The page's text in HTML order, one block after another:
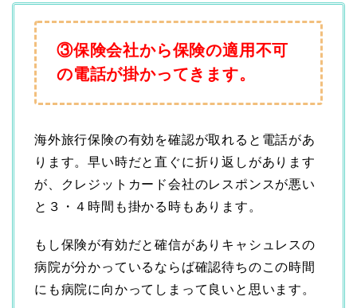
③保険会社から保険の適用不可
の電話が掛かってきます。
海外旅行保険の有効を確認が取れると電話があ
ります。早い時だと直ぐに折り返しがあります
が、クレジットカード会社のレスポンスが悪い
と３・４時間も掛かる時もあります。
もし保険が有効だと確信がありキャシュレスの
病院が分かっているならば確認待ちのこの時間
にも病院に向かってしまって良いと思います。